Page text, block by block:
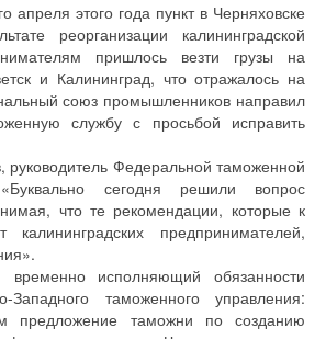
апреля этого года пункт в Черняховске
реорганизации калининградской
пришлось везти грузы на
и Калининград, что отражалось на
союз промышленников направил
службу с просьбой исправить
руководитель Федеральной таможенной
сегодня решили вопрос
что те рекомендации, которые к
предпринимателей,
временно исполняющий обязанности
Западного таможенного управления:
предложение таможни по созданию